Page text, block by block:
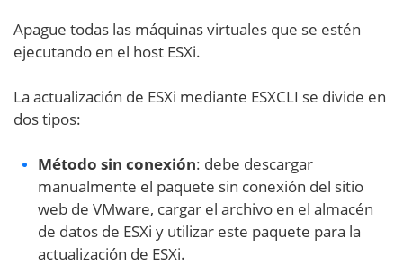
Apague todas las máquinas virtuales que se estén
ejecutando en el host ESXi.
La actualización de ESXi mediante ESXCLI se divide en
dos tipos:
Método sin conexión: debe descargar
manualmente el paquete sin conexión del sitio
web de VMware, cargar el archivo en el almacén
de datos de ESXi y utilizar este paquete para la
actualización de ESXi.